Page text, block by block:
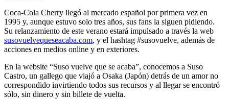
Coca-Cola Cherry llegó al mercado español por primera vez en
1995 y, aunque estuvo solo tres años, sus fans la siguen pidiendo.
Su relanzamiento de este verano estará impulsado a través la web
susovuelvequeseacaba.com, y el hashtag #susovuelve, además de
acciones en medios online y en exteriores.
En la website “Suso vuelve que se acaba”, conocemos a Suso
Castro, un gallego que viajó a Osaka (Japón) detrás de un amor no
correspondido invirtiendo todos sus recursos y al llegar se encontró
sólo, sin dinero y sin billete de vuelta.